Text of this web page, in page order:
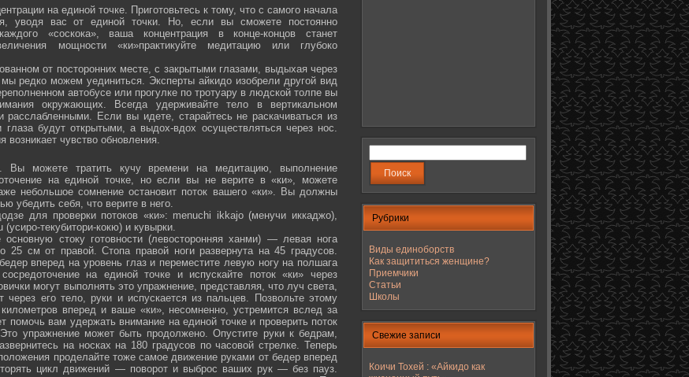
на единой точке. Приготовьтесь к тому, что с самого начала
уводя вас от единой точки. Но, если вы сможете постоянно
«соскока», ваша концентрация в конце-концов станет
мощности «ки»практикуйте медитацию или глубоко
от посторонних месте, с закрытыми глазами, выдыхая через
редко можем уединиться. Эксперты айкидо изобрели другой вид
автобусе или прогулке по тротуару в людской толпе вы
окружающих. Всегда удерживайте тело в вертикальном
Если вы идете, старайтесь не раскачиваться из
будут открытыми, а выдох-вдох осуществляться через нос.
чувство обновления.
можете тратить кучу времени на медитацию, выполнение
на единой точке, но если вы не верите в «ки», можете
небольшое сомнение остановит поток вашего «ки». Вы должны
убедить себя, что верите в него.
для проверки потоков «ки»: menuchi ikkajo (менучи иккаджо),
текубитори-кокю) и кувырки.
стоку готовности (левосторонняя ханми) — левая нога
25 см от правой. Стопа правой ноги развернута на 45 градусов.
вперед на уровень глаз и переместите левую ногу на полшага
на единой точке и испускайте поток «ки» через
могут выполнять это упражнение, представляя, что луч света,
через его тело, руки и испускается из пальцев. Позвольте этому
вперед и ваше «ки», несомненно, устремится вслед за
помочь вам удержать внимание на единой точке и проверить поток
упражнение может быть продолжено. Опустите руки к бедрам,
на носках на 180 градусов по часовой стрелке. Теперь
проделайте тоже самое движение руками от бедер вперед
цикл движений — поворот и выброс ваших рук — без пауз.
Рубрики
Виды единоборств
Как защититься женщине?
Приемчики
Статьи
Школы
Свежие записи
Коичи Тохей : «Айкидо как